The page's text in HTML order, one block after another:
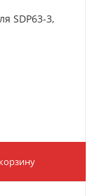
SDP63-3,